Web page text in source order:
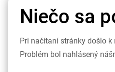
Niečo sa
Pri načítaní stránky došlo k
Problém bol nahlásený